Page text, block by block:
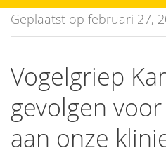
inhoud
Geplaatst op februari 27,
Vogelgriep
gevolgen
aan onze